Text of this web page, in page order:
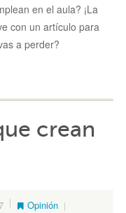
en el aula? ¡La
con un artículo para
a perder?
crean
Opinión